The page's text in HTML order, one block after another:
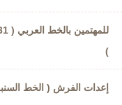
)
إعدات الفرش ( الخط